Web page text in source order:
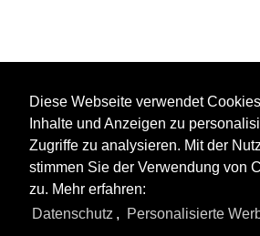
Diese Webseite verwendet
Inhalte und Anzeigen zu
Zugriffe zu analysieren. Mit der
stimmen Sie der Verwendung von
zu. Mehr erfahren:
Datenschutz , Personalisierte